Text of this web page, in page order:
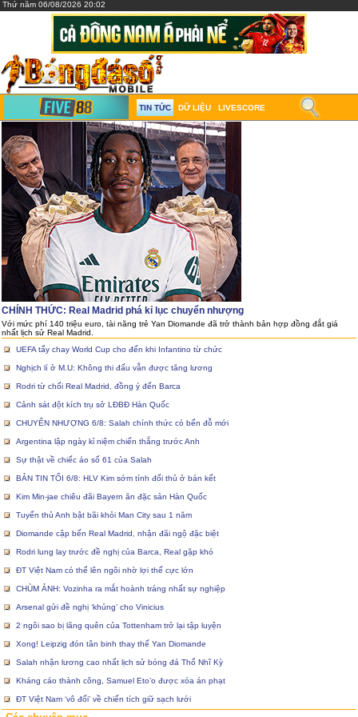
Thứ năm 06/08/2026 20:02
TIN TỨC DỮ LIỆU LIVESCORE
CHÍNH THỨC: Real Madrid phá kỉ lục chuyển nhượng
Với mức phí 140 triệu euro, tài năng trẻ Yan Diomande đã trở thành bản hợp đồng đắt giá
nhất lịch sử Real Madrid.
UEFA tẩy chay World Cup cho đến khi Infantino từ chức
Nghịch lí ở M.U: Không thi đấu vẫn được tăng lương
Rodri từ chối Real Madrid, đồng ý đến Barca
Cảnh sát đột kích trụ sở LĐBĐ Hàn Quốc
CHUYỂN NHƯỢNG 6/8: Salah chính thức có bến đỗ mới
Argentina lập ngày kỉ niệm chiến thắng trước Anh
Sự thật về chiếc áo số 61 của Salah
BẢN TIN TỐI 6/8: HLV Kim sớm tính đối thủ ở bán kết
Kim Min-jae chiêu đãi Bayern ăn đặc sản Hàn Quốc
Tuyển thủ Anh bật bãi khỏi Man City sau 1 năm
Diomande cập bến Real Madrid, nhận đãi ngộ đặc biệt
Rodri lung lay trước đề nghị của Barca, Real gặp khó
ĐT Việt Nam có thể lên ngôi nhờ lợi thế cực lớn
CHÙM ẢNH: Vozinha ra mắt hoành tráng nhất sự nghiệp
Arsenal gửi đề nghị ‘khủng’ cho Vinicius
2 ngôi sao bị lãng quên của Tottenham trở lại tập luyện
Xong! Leipzig đón tân binh thay thế Yan Diomande
Salah nhận lương cao nhất lịch sử bóng đá Thổ Nhĩ Kỳ
Kháng cáo thành công, Samuel Eto’o được xóa án phạt
ĐT Việt Nam ‘vô đối’ về chiến tích giữ sạch lưới